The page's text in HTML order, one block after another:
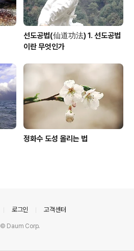
선도공법(仙道功法) 1. 선도공법
이란 무엇인가
정화수 도성 올리는 법
로그인 고객센터
© Daum Corp.